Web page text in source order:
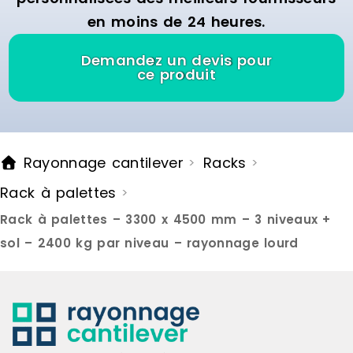
dit FIFO
le rack de
afin
moment et
besoins de
en moins de 24 heures.
Demandez un devis pour
ce produit
Rayonnage cantilever > Racks >
Rack à palettes >
Rack à palettes – 3300 x 4500 mm – 3 niveaux +
sol – 2400 kg par niveau – rayonnage lourd